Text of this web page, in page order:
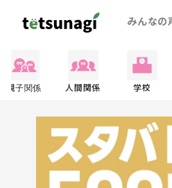
みんなの
親子関係 人間関係 学校